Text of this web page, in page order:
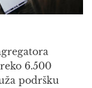
6.500
podršku